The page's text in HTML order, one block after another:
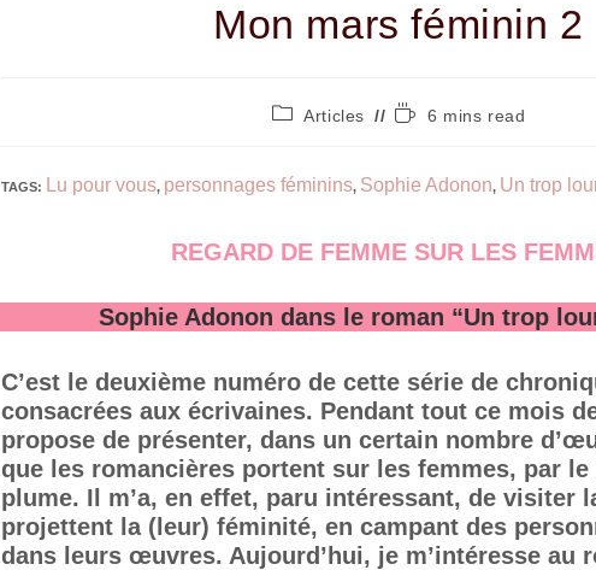
Mon mars féminin 2
Articles 6 mins read
TAGS: Lu pour vous, personnages féminins, Sophie Adonon, Un trop
REGARD DE FEMME SUR LES
Sophie Adonon dans le roman “Un trop
C’est le deuxième numéro de cette série de
consacrées aux écrivaines. Pendant tout ce mois
propose de présenter, dans un certain nombre
que les romancières portent sur les femmes, par
plume. Il m’a, en effet, paru intéressant, de visiter
projettent la (leur) féminité, en campant des
dans leurs œuvres. Aujourd’hui, je m’intéresse au